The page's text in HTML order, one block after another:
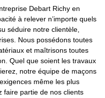
Debart Richy en
à relever n’importe quels
séduire notre clientèle,
Nous possédons toutes
et maîtrisons toutes
Quel que soient les travaux
notre équipe de maçons
même les plus
faire partie de nos clients